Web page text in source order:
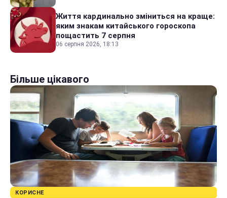
Життя кардинально зміниться на краще:
яким знакам китайського гороскопа
пощастить 7 серпня
06 серпня 2026, 18:13
Більше цікавого
КОРИСНЕ